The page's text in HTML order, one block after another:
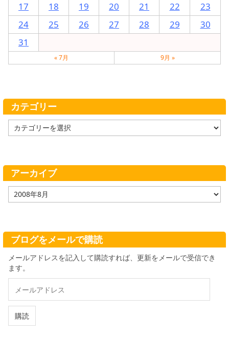
17
18 19 20 21 22
23
24
25 26 27 28 29
30
31
« 7月 9月 »
カテゴリー
テ
ー
アーカイブ
ア
ー
ブ
ブログをメールで購読
メールアドレスを記入して購読すれば、更新をメールで受信でき
ます。
ル
ド
購読